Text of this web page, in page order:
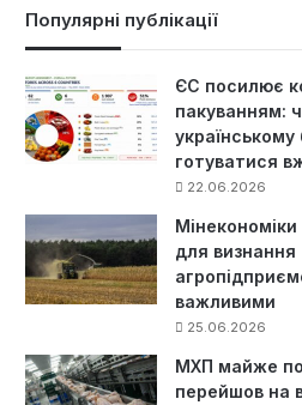
Популярні публікації
ЄС посилює
пакуванням:
українському
готуватися
22.06.2026
Мінекономіки
для визнання
важливими
25.06.2026
МХП майже
перейшов на